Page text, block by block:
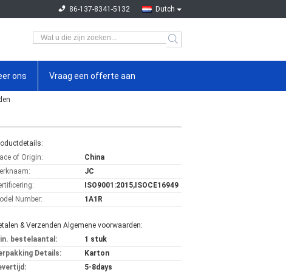
Dutch
86-137-8341-5132
ons Vraag een offerte aan
of Origin:
China
JC
ISO9001:2015,ISOCE16949
Number:
1A1R
& Verzenden Algemene voorwaarden:
bestelaantal:
1 stuk
Details:
Karton
5-8days